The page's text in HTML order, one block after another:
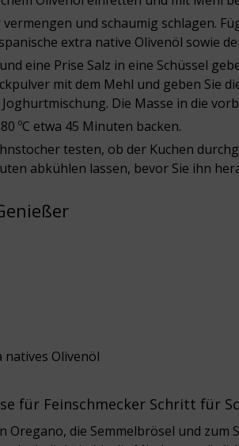
und schaumig schlagen.
extra native Olivenöl sowie
eine Prise Salz in eine Schüssel
mit dem Mehl und geben Sie
Die Masse in die
ºC etwa 45 Minuten backen.
testen, ob der Kuchen
abkühlen lassen, bevor Sie ihn
natives Olivenöl
für Feinschmecker Schritt für
Oregano, die Semmelbrösel und zum